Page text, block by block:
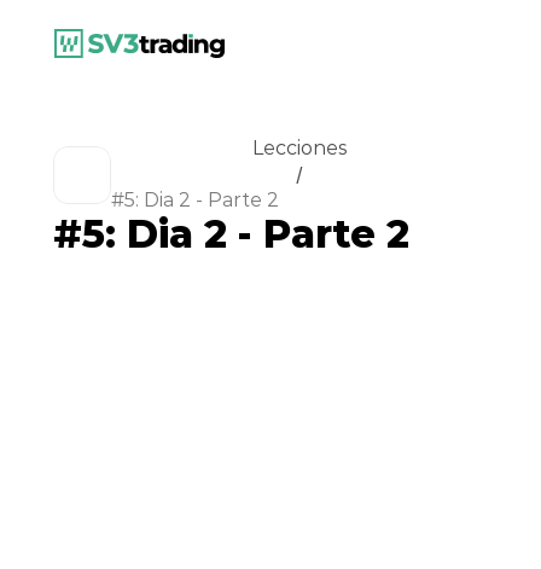
Lecciones
/
#5: Dia 2 - Parte 2
#5: Dia 2 - Parte 2